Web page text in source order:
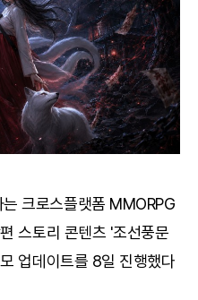
크로스플랫폼 MMORPG
스토리 콘텐츠 '조선풍문
업데이트를 8일 진행했다